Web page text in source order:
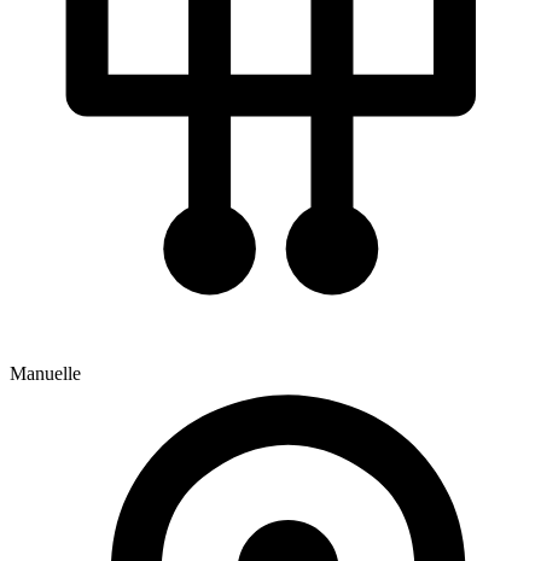
Manuelle